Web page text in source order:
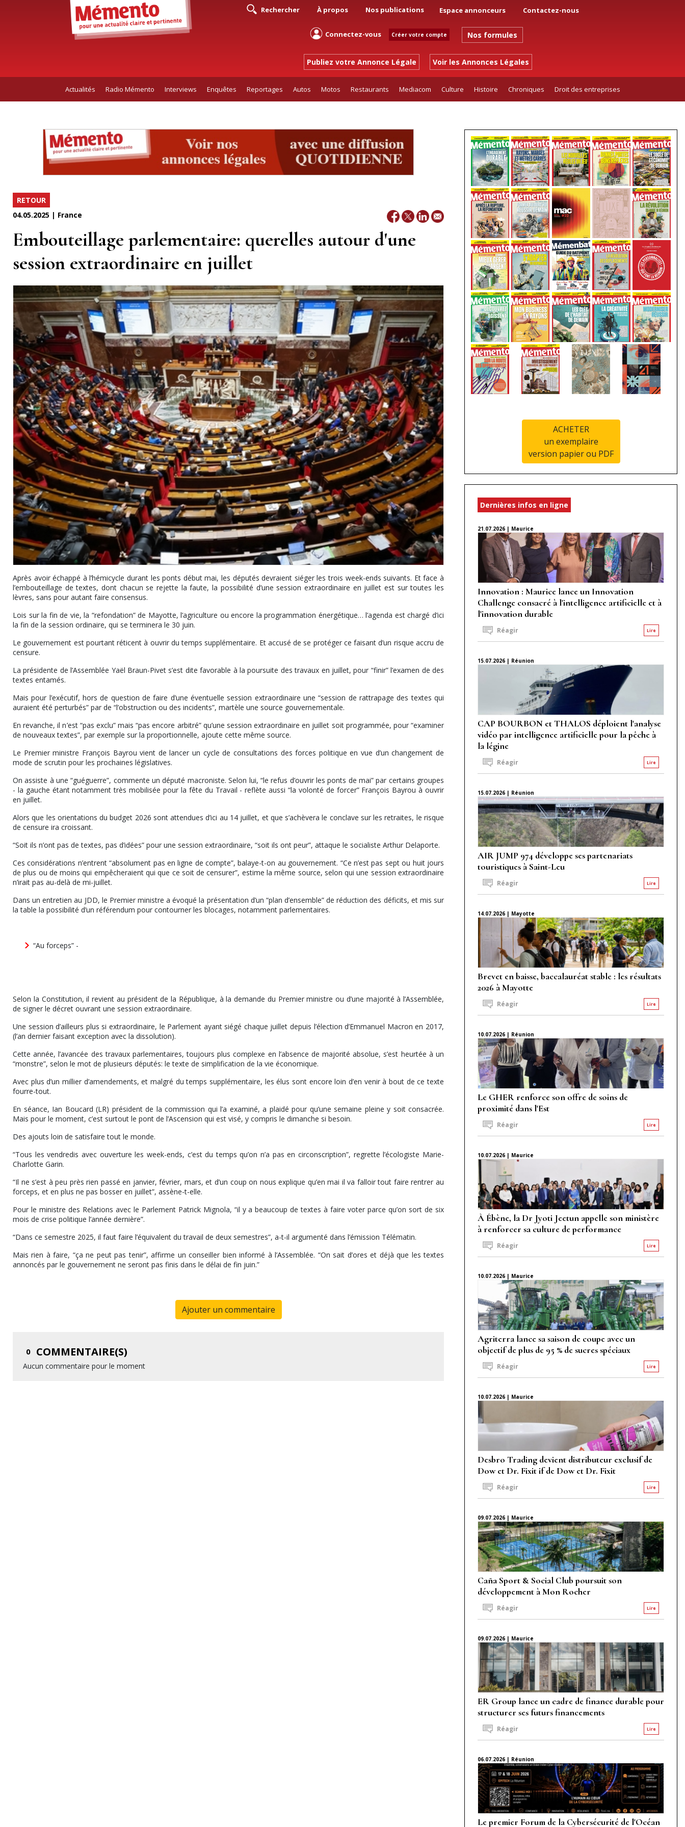
Rechercher À propos Nos publications Espace annonceurs Contactez-nous
Connectez-vous Créer votre compte Nos formules
Publiez votre Annonce Légale Voir les Annonces Légales
Actualités Radio Mémento Interviews Enquêtes Reportages Autos Motos Restaurants Mediacom Culture Histoire Chroniques Droit des entreprises
RETOUR
04.05.2025 | France
Embouteillage parlementaire: querelles autour d'une
session extraordinaire en juillet
Après avoir échappé à l’hémicycle durant les ponts début mai, les députés devraient siéger les trois week-ends suivants. Et face à
l’embouteillage de textes, dont chacun se rejette la faute, la possibilité d’une session extraordinaire en juillet est sur toutes les
lèvres, sans pour autant faire consensus.
Lois sur la fin de vie, la “refondation” de Mayotte, l’agriculture ou encore la programmation énergétique… l’agenda est chargé d’ici
la fin de la session ordinaire, qui se terminera le 30 juin.
Le gouvernement est pourtant réticent à ouvrir du temps supplémentaire. Et accusé de se protéger ce faisant d’un risque accru de
censure.
La présidente de l’Assemblée Yaël Braun-Pivet s’est dite favorable à la poursuite des travaux en juillet, pour “finir” l’examen de des
textes entamés.
Mais pour l’exécutif, hors de question de faire d’une éventuelle session extraordinaire une “session de rattrapage des textes qui
auraient été perturbés” par de “l’obstruction ou des incidents”, martèle une source gouvernementale.
En revanche, il n’est “pas exclu” mais “pas encore arbitré” qu’une session extraordinaire en juillet soit programmée, pour “examiner
de nouveaux textes”, par exemple sur la proportionnelle, ajoute cette même source.
Le Premier ministre François Bayrou vient de lancer un cycle de consultations des forces politique en vue d’un changement de
mode de scrutin pour les prochaines législatives.
On assiste à une “guéguerre”, commente un député macroniste. Selon lui, “le refus d’ouvrir les ponts de mai” par certains groupes
- la gauche étant notamment très mobilisée pour la fête du Travail - reflète aussi “la volonté de forcer” François Bayrou à ouvrir
en juillet.
Alors que les orientations du budget 2026 sont attendues d’ici au 14 juillet, et que s’achèvera le conclave sur les retraites, le risque
de censure ira croissant.
“Soit ils n’ont pas de textes, pas d’idées” pour une session extraordinaire, “soit ils ont peur”, attaque le socialiste Arthur Delaporte.
Ces considérations n’entrent “absolument pas en ligne de compte”, balaye-t-on au gouvernement. “Ce n’est pas sept ou huit jours
de plus ou de moins qui empêcheraient qui que ce soit de censurer”, estime la même source, selon qui une session extraordinaire
n’irait pas au-delà de mi-juillet.
Dans un entretien au JDD, le Premier ministre a évoqué la présentation d’un “plan d’ensemble” de réduction des déficits, et mis sur
la table la possibilité d’un référendum pour contourner les blocages, notamment parlementaires.
“Au forceps” -
Selon la Constitution, il revient au président de la République, à la demande du Premier ministre ou d’une majorité à l’Assemblée,
de signer le décret ouvrant une session extraordinaire.
Une session d’ailleurs plus si extraordinaire, le Parlement ayant siégé chaque juillet depuis l’élection d’Emmanuel Macron en 2017,
(l’an dernier faisant exception avec la dissolution).
Cette année, l’avancée des travaux parlementaires, toujours plus complexe en l’absence de majorité absolue, s’est heurtée à un
“monstre”, selon le mot de plusieurs députés: le texte de simplification de la vie économique.
Avec plus d’un millier d’amendements, et malgré du temps supplémentaire, les élus sont encore loin d’en venir à bout de ce texte
fourre-tout.
En séance, Ian Boucard (LR) président de la commission qui l’a examiné, a plaidé pour qu’une semaine pleine y soit consacrée.
Mais pour le moment, c’est surtout le pont de l’Ascension qui est visé, y compris le dimanche si besoin.
Des ajouts loin de satisfaire tout le monde.
“Tous les vendredis avec ouverture les week-ends, c’est du temps qu’on n’a pas en circonscription”, regrette l’écologiste Marie-
Charlotte Garin.
“Il ne s’est à peu près rien passé en janvier, février, mars, et d’un coup on nous explique qu’en mai il va falloir tout faire rentrer au
forceps, et en plus ne pas bosser en juillet”, assène-t-elle.
Pour le ministre des Relations avec le Parlement Patrick Mignola, “il y a beaucoup de textes à faire voter parce qu’on sort de six
mois de crise politique l’année dernière”.
“Dans ce semestre 2025, il faut faire l’équivalent du travail de deux semestres”, a-t-il argumenté dans l’émission Télématin.
Mais rien à faire, “ça ne peut pas tenir”, affirme un conseiller bien informé à l’Assemblée. “On sait d’ores et déjà que les textes
annoncés par le gouvernement ne seront pas finis dans le délai de fin juin.”
Ajouter un commentaire
0 COMMENTAIRE(S)
Aucun commentaire pour le moment
ACHETER
un exemplaire
version papier ou PDF
Dernières infos en ligne
21.07.2026 | Maurice
Innovation : Maurice lance un Innovation
Challenge consacré à l'intelligence artificielle et à
l'innovation durable
Lire
Réagir
15.07.2026 | Réunion
CAP BOURBON et THALOS déploient l'analyse
vidéo par intelligence artificielle pour la pêche à
la légine
Lire
Réagir
15.07.2026 | Réunion
AIR JUMP 974 développe ses partenariats
touristiques à Saint-Leu
Lire
Réagir
14.07.2026 | Mayotte
Brevet en baisse, baccalauréat stable : les résultats
2026 à Mayotte
Lire
Réagir
10.07.2026 | Réunion
Le GHER renforce son offre de soins de
proximité dans l'Est
Lire
Réagir
10.07.2026 | Maurice
À Ébène, la Dr Jyoti Jeetun appelle son ministère
à renforcer sa culture de performance
Lire
Réagir
10.07.2026 | Maurice
Agriterra lance sa saison de coupe avec un
objectif de plus de 95 % de sucres spéciaux
Lire
Réagir
10.07.2026 | Maurice
Desbro Trading devient distributeur exclusif de
Dow et Dr. Fixit if de Dow et Dr. Fixit
Lire
Réagir
09.07.2026 | Maurice
Caña Sport & Social Club poursuit son
développement à Mon Rocher
Lire
Réagir
09.07.2026 | Maurice
ER Group lance un cadre de finance durable pour
structurer ses futurs financements
Lire
Réagir
06.07.2026 | Réunion
Le premier Forum de la Cybersécurité de l'Océan